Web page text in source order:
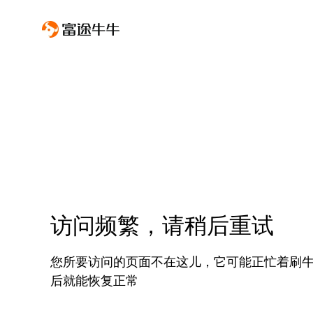
访问频繁，请稍后重试
您所要访问的页面不在这儿，它可能正忙着刷
后就能恢复正常